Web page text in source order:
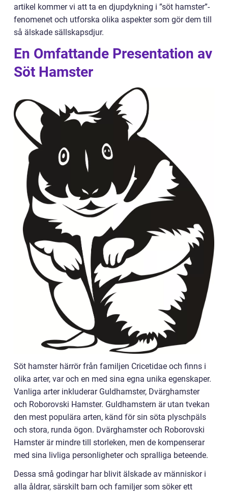
artikel kommer vi att ta en djupdykning i ”söt hamster”-
fenomenet och utforska olika aspekter som gör dem till
så älskade sällskapsdjur.
En Omfattande Presentation av
Söt Hamster
Söt hamster härrör från familjen Cricetidae och finns i
olika arter, var och en med sina egna unika egenskaper.
Vanliga arter inkluderar Guldhamster, Dvärghamster
och Roborovski Hamster. Guldhamstern är utan tvekan
den mest populära arten, känd för sin söta plyschpäls
och stora, runda ögon. Dvärghamster och Roborovski
Hamster är mindre till storleken, men de kompenserar
med sina livliga personligheter och spralliga beteende.
Dessa små godingar har blivit älskade av människor i
alla åldrar, särskilt barn och familjer som söker ett